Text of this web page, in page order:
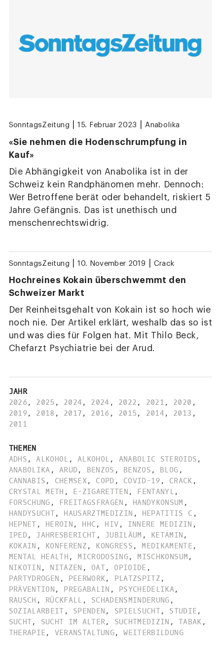
SonntagsZeitung 15. Februar 2023 Anabolika
«Sie nehmen die Hodenschrumpfung in
Kauf»
Die Abhängigkeit von Anabolika ist in der
Schweiz kein Randphänomen mehr. Dennoch:
Wer Betroffene berät oder behandelt, riskiert 5
Jahre Gefängnis. Das ist unethisch und
menschenrechtswidrig.
SonntagsZeitung 10. November 2019 Crack
Hochreines Kokain überschwemmt den
Schweizer Markt
Der Reinheitsgehalt von Kokain ist so hoch wie
noch nie. Der Artikel erklärt, weshalb das so ist
und was dies für Folgen hat. Mit Thilo Beck,
Chefarzt Psychiatrie bei der Arud.
JAHR
2026 , 2025 , 2024, 2024 , 2022 , 2021 , 2020 ,
2019, 2018 , 2017 , 2016 , 2015 , 2014, 2013 ,
2011
THEMEN
ADHS , ALKOHOL , ALKOHOL , ANABOLIC STEROIDS ,
ANABOLIKA , ARUD , BENZOS , BENZOS , BLOG ,
CANNABIS , CHEMSEX , COPD , COVID-19 , CRACK ,
CRYSTAL METH , E-ZIGARETTEN , FENTANYL ,
FORSCHUNG , FREITAGSFRAGEN , HANDYKONSUM ,
HANDYSUCHT, HAUSARZTMEDIZIN , HEPATITIS C ,
HEPNET , HEROIN , HHC , HIV , INNERE MEDIZIN ,
IPED , JAHRESBERICHT , JUBILÄUM , KETAMIN ,
KOKAIN , KONFERENZ , KONGRESS , MEDIKAMENTE ,
MENTAL HEALTH , MICRODOSING, MISCHKONSUM ,
NIKOTIN , NITAZEN , OAT, OPIOIDE ,
PARTYDROGEN , PEERWORK, PLATZSPITZ ,
PRÄVENTION , PREGABALIN , PSYCHEDELIKA,
RAUSCH , RÜCKFALL , SCHADENSMINDERUNG ,
SOZIALARBEIT , SPENDEN , SPIELSUCHT, STUDIE ,
SUCHT, SUCHT IM ALTER, SUCHTMEDIZIN , TABAK ,
THERAPIE , VERANSTALTUNG, WEITERBILDUNG